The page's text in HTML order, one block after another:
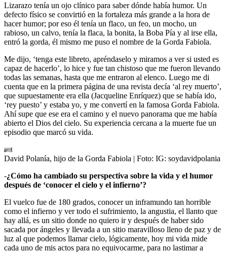
Lizarazo tenía un ojo clínico para saber dónde había humor. Un
defecto físico se convirtió en la fortaleza más grande a la hora de
hacer humor; por eso él tenía un flaco, un feo, un mocho, un
rabioso, un calvo, tenía la flaca, la bonita, la Boba Pía y al irse ella,
entró la gorda, él mismo me puso el nombre de la Gorda Fabiola.
Me dijo, ‘tenga este libreto, apréndaselo y miramos a ver si usted es
capaz de hacerlo’, lo hice y fue tan chistoso que me fueron llevando
todas las semanas, hasta que me entraron al elenco. Luego me di
cuenta que en la primera página de una revista decía ‘al rey muerto’,
que supuestamente era ella (Jacqueline Enríquez) que se había ido,
‘rey puesto’ y estaba yo, y me convertí en la famosa Gorda Fabiola.
Ahí supe que ese era el camino y el nuevo panorama que me había
abierto el Dios del cielo. Su experiencia cercana a la muerte fue un
episodio que marcó su vida.
David Polanía, hijo de la Gorda Fabiola | Foto: IG: soydavidpolania
-¿Cómo ha cambiado su perspectiva sobre la vida y el humor
después de ‘conocer el cielo y el infierno’?
El vuelco fue de 180 grados, conocer un inframundo tan horrible
como el infierno y ver todo el sufrimiento, la angustia, el llanto que
hay allá, es un sitio donde no quiero ir y después de haber sido
sacada por ángeles y llevada a un sitio maravilloso lleno de paz y de
luz al que podemos llamar cielo, lógicamente, hoy mi vida mide
cada uno de mis actos para no equivocarme, para no lastimar a